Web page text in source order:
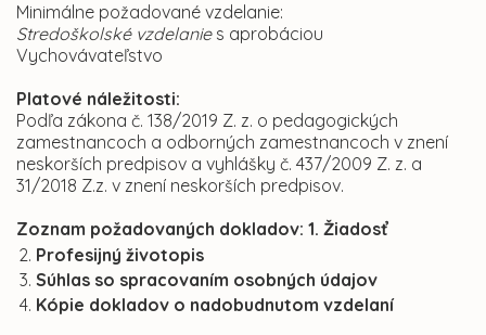
Minimálne požadované vzdelanie:
Stredoškolské vzdelanies aprobáciou
Vychovávateľstvo
Platové náležitosti:
Podľa zákona č. 138/2019 Z. z. o pedagogických
zamestnancoch a odborných zamestnancoch v znení
neskorších predpisov a vyhlášky č. 437/2009 Z. z. a
31/2018 Z.z. v znení neskorších predpisov.
Zoznam požadovaných dokladov: 1. Žiadosť
Profesijný životopis
Súhlas so spracovaním osobných údajov
Kópie dokladov o nadobudnutom vzdelaní